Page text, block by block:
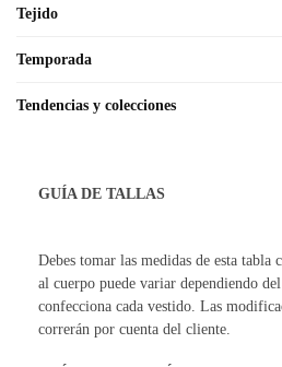
Tejido
Temporada
Tendencias y colecciones
GUÍA DE TALLAS
Debes tomar las medidas de esta tabla
al cuerpo puede variar dependiendo
confecciona cada vestido. Las
correrán por cuenta del cliente.